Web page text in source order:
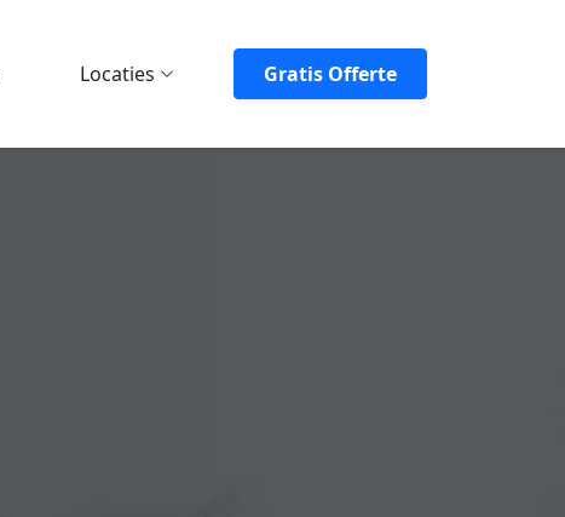
Locaties Gratis Offerte